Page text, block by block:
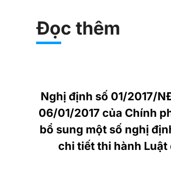
Đọc thêm
Nghị định số 01/2017/
06/01/2017 của Chính
bổ sung một số nghị
chi tiết thi hành Luật